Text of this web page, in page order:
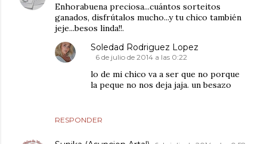
Enhorabuena preciosa...cuántos sorteitos
ganados, disfrútalos mucho...y tu chico también
jeje...besos linda!!.
RESPONDER
Soledad Rodriguez Lopez
6 de julio de 2014 a las 0:22
lo de mi chico va a ser que no porque
la peque no nos deja jaja. un besazo